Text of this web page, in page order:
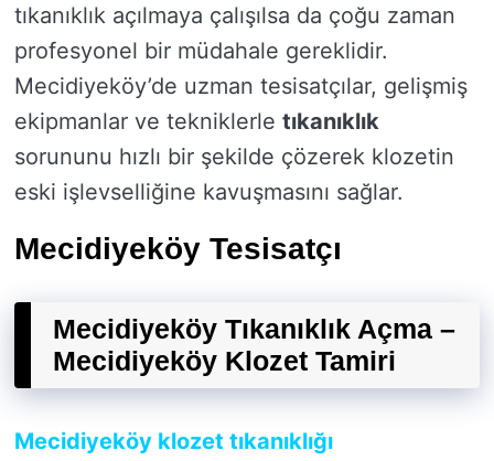
tıkanıklık açılmaya çalışılsa da çoğu zaman
profesyonel bir müdahale gereklidir.
Mecidiyeköy’de uzman tesisatçılar, gelişmiş
ekipmanlar ve tekniklerle tıkanıklık
sorununu hızlı bir şekilde çözerek klozetin
eski işlevselliğine kavuşmasını sağlar.
Mecidiyeköy Tesisatçı
Mecidiyeköy Tıkanıklık Açma –
Mecidiyeköy Klozet Tamiri
Mecidiyeköy klozet tıkanıklığı